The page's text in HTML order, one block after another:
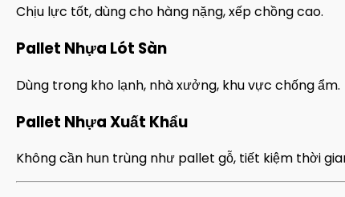
Chịu lực tốt, dùng cho hàng nặng, xếp chồng cao.
Pallet Nhựa Lót Sàn
Dùng trong kho lạnh, nhà xưởng, khu vực chống ẩm.
Pallet Nhựa Xuất Khẩu
Không cần hun trùng như pallet gỗ, tiết kiệm thời